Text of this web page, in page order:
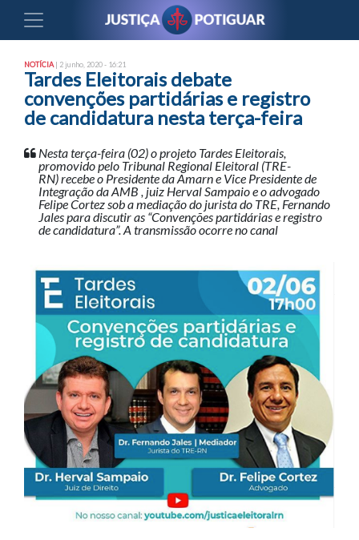
NOTÍCIA | 2 junho, 2020 - 16:21
Tardes Eleitorais debate
convenções partidárias e registro
de candidatura nesta terça-feira
Nesta terça-feira (02) o projeto Tardes Eleitorais,
promovido pelo Tribunal Regional Eleitoral (TRE-
RN) recebe o Presidente da Amarn e Vice Presidente de
Integração da AMB , juiz Herval Sampaio e o advogado
Felipe Cortez sob a mediação do jurista do TRE, Fernando
Jales para discutir as “Convenções partidárias e registro
de candidatura”. A transmissão ocorre no canal